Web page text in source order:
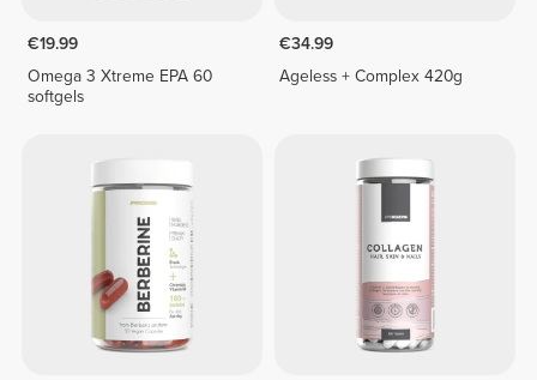
€19.99
Omega 3 Xtreme EPA 60
softgels
€34.99
Ageless + Complex 420g